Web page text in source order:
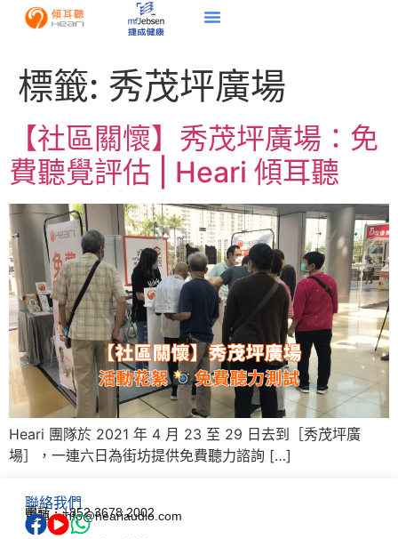
標籤: 秀茂坪廣場
【社區關懷】秀茂坪廣場：免
費聽覺評估 | Heari 傾耳聽
Heari 團隊於 2021 年 4 月 23 至 29 日去到［秀茂坪廣
場］，一連六日為街坊提供免費聽力諮詢 […]
聯絡我們
電話：+852 3678 2002
電郵：info@heariaudio.com